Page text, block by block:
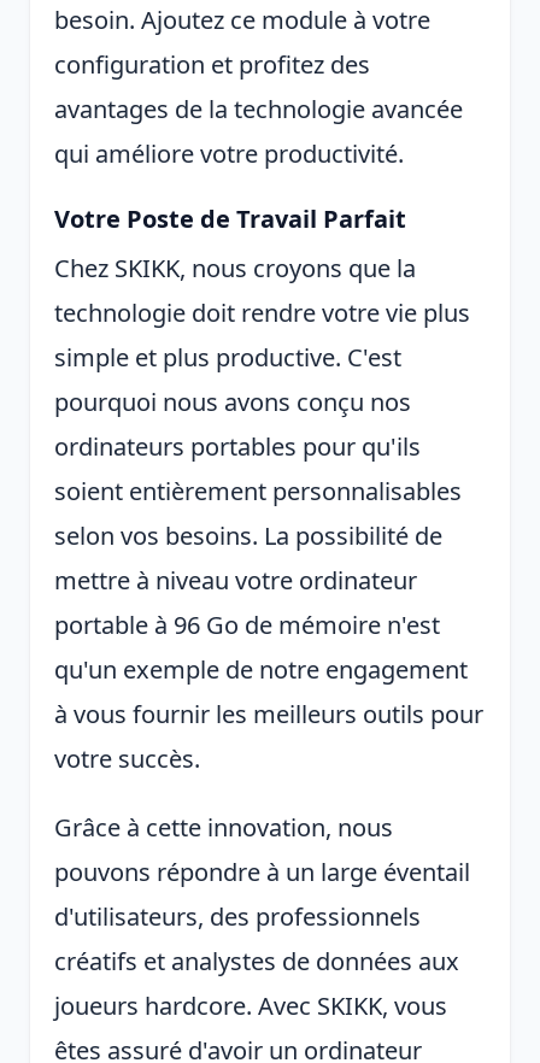
besoin. Ajoutez ce module à votre
configuration et profitez des
avantages de la technologie avancée
qui améliore votre productivité.
Votre Poste de Travail Parfait
Chez SKIKK, nous croyons que la
technologie doit rendre votre vie plus
simple et plus productive. C'est
pourquoi nous avons conçu nos
ordinateurs portables pour qu'ils
soient entièrement personnalisables
selon vos besoins. La possibilité de
mettre à niveau votre ordinateur
portable à 96 Go de mémoire n'est
qu'un exemple de notre engagement
à vous fournir les meilleurs outils pour
votre succès.
Grâce à cette innovation, nous
pouvons répondre à un large éventail
d'utilisateurs, des professionnels
créatifs et analystes de données aux
joueurs hardcore. Avec SKIKK, vous
êtes assuré d'avoir un ordinateur